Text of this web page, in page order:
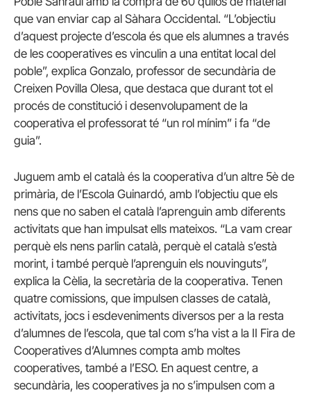
que van enviar cap al Sàhara Occidental. “L’objectiu
d’aquest projecte d’escola és que els alumnes a través
de les cooperatives es vinculin a una entitat local del
poble”, explica Gonzalo, professor de secundària de
Creixen Povilla Olesa, que destaca que durant tot el
procés de constitució i desenvolupament de la
cooperativa el professorat té “un rol mínim” i fa “de
guia”.
Juguem amb el català és la cooperativa d’un altre 5è de
primària, de l’Escola Guinardó, amb l’objectiu que els
nens que no saben el català l’aprenguin amb diferents
activitats que han impulsat ells mateixos. “La vam crear
perquè els nens parlin català, perquè el català s’està
morint, i també perquè l’aprenguin els nouvinguts”,
explica la Cèlia, la secretària de la cooperativa. Tenen
quatre comissions, que impulsen classes de català,
activitats, jocs i esdeveniments diversos per a la resta
d’alumnes de l’escola, que tal com s’ha vist a la II Fira de
Cooperatives d’Alumnes compta amb moltes
cooperatives, també a l’ESO. En aquest centre, a
secundària, les cooperatives ja no s’impulsen com a